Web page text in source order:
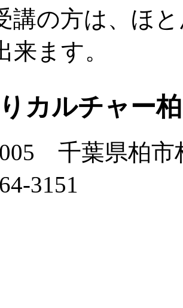
講の方は、ほ
来ます。
カルチャー柏
千葉県柏市
3151